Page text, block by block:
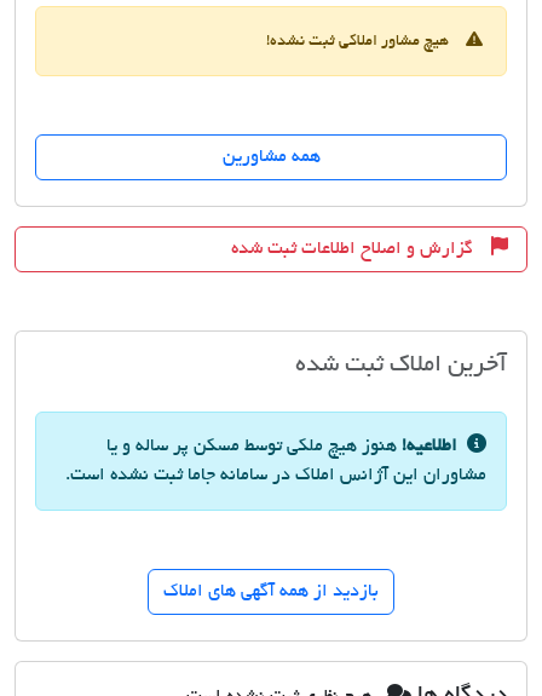
هیچ مشاور املاکی ثبت نشده!
همه مشاورین
گزارش و اصلاح اطلاعات ثبت شده
آخرین املاک ثبت شده
اطلاعیه! هنوز هیچ ملکی توسط مسکن پر ساله و یا
مشاوران این آژانس املاک در سامانه جاما ثبت نشده است.
بازدید از همه آگهی های املاک